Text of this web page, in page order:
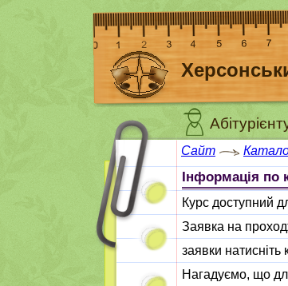
Сайт
Інформація по
Курс доступний
Заявка на
заявки натисніть
Нагадуємо, що